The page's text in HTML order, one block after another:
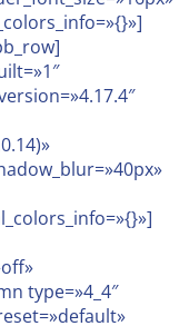
type=»4_4″